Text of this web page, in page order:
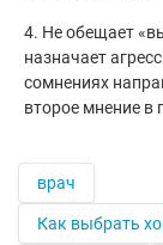
4. Не обещает
назначает
сомнениях
второе мнение в
врач
Как выбрать